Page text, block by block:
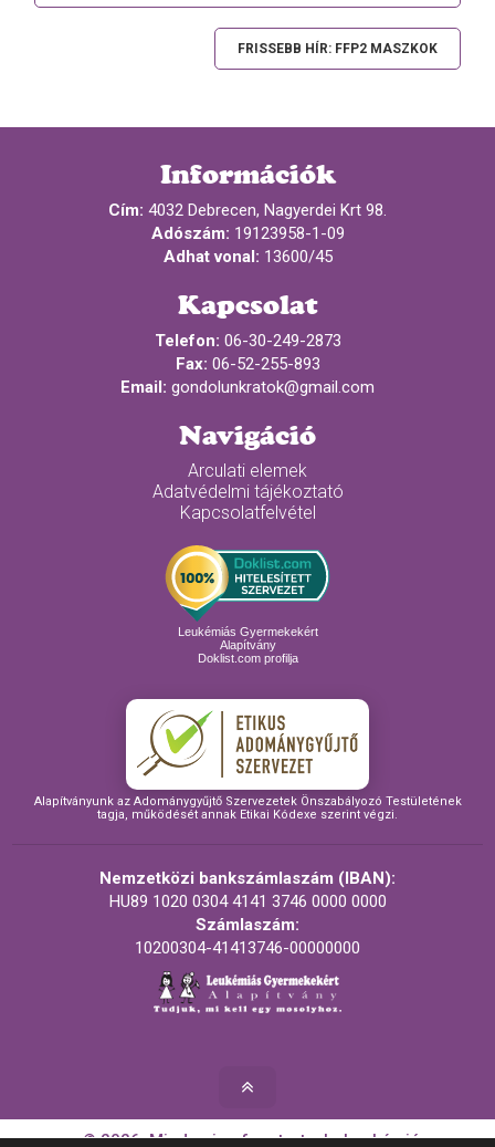
FRISSEBB HÍR: FFP2 MASZKOK
Információk
Cím: 4032 Debrecen, Nagyerdei Krt 98.
Adószám: 19123958-1-09
Adhat vonal: 13600/45
Kapcsolat
Telefon: 06-30-249-2873
Fax: 06-52-255-893
Email: gondolunkratok@gmail.com
Navigáció
Arculati elemek
Adatvédelmi tájékoztató
Kapcsolatfelvétel
Leukémiás Gyermekekért
Alapítvány
Doklist.com profilja
Alapítványunk az Adománygyűjtő Szervezetek Önszabályozó Testületének
tagja, működését annak Etikai Kódexe szerint végzi.
Nemzetközi bankszámlaszám (IBAN):
HU89 1020 0304 4141 3746 0000 0000
Számlaszám:
10200304-41413746-00000000
© 2026. Minden jog fenntartva! - Leukémiás